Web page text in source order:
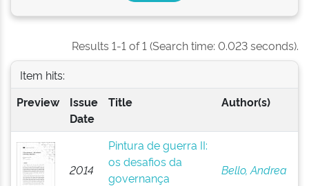
Results 1-1 of 1 (Search time: 0.023 seconds).
Item hits:
Preview
Issue
Date
Title Author(s)
2014
Pintura de guerra II:
os desafios da
governança
Bello, Andrea